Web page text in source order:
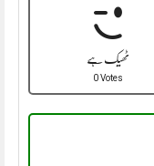
ٹھیک ہے
0 Votes